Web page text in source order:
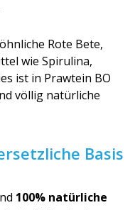
Rote Bete,
wie Spirulina,
ist in Prawtein BO
völlig natürliche
Basis
100% natürliche